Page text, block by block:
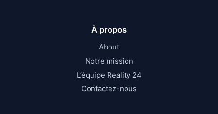
À propos
About
Notre mission
L’équipe Reality 24
Contactez-nous